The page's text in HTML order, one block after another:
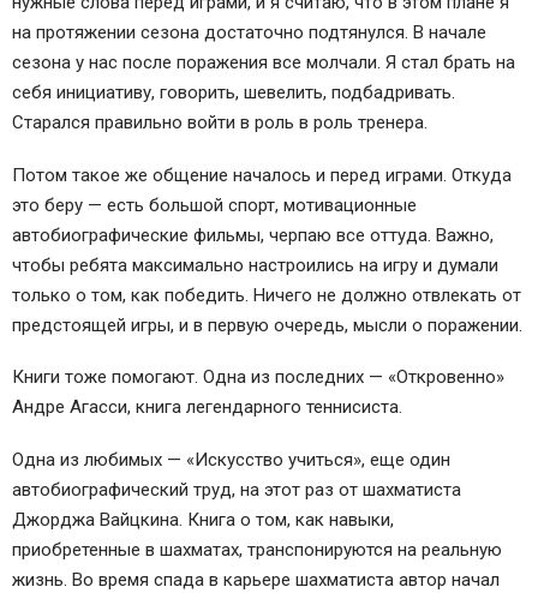
на протяжении сезона достаточно подтянулся. В начале
сезона у нас после поражения все молчали. Я стал брать на
себя инициативу, говорить, шевелить, подбадривать.
Старался правильно войти в роль в роль тренера.
Потом такое же общение началось и перед играми. Откуда
это беру — есть большой спорт, мотивационные
автобиографические фильмы, черпаю все оттуда. Важно,
чтобы ребята максимально настроились на игру и думали
только о том, как победить. Ничего не должно отвлекать от
предстоящей игры, и в первую очередь, мысли о поражении.
Книги тоже помогают. Одна из последних — «Откровенно»
Андре Агасси, книга легендарного теннисиста.
Одна из любимых — «Искусство учиться», еще один
автобиографический труд, на этот раз от шахматиста
Джорджа Вайцкина. Книга о том, как навыки,
приобретенные в шахматах, транспонируются на реальную
жизнь. Во время спада в карьере шахматиста автор начал